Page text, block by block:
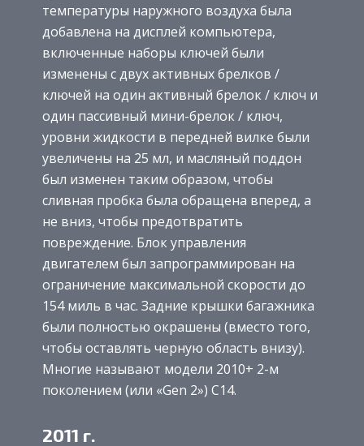
температуры наружного воздуха была
добавлена ​​на дисплей компьютера,
включенные наборы ключей были
изменены с двух активных брелков /
ключей на один активный брелок / ключ и
один пассивный мини-брелок / ключ,
уровни жидкости в передней вилке были
увеличены на 25 мл, и масляный поддон
был изменен таким образом, чтобы
сливная пробка была обращена вперед, а
не вниз, чтобы предотвратить
повреждение. Блок управления
двигателем был запрограммирован на
ограничение максимальной скорости до
154 миль в час. Задние крышки багажника
были полностью окрашены (вместо того,
чтобы оставлять черную область внизу).
Многие называют модели 2010+ 2-м
поколением (или «Gen 2») C14.
2011 г.